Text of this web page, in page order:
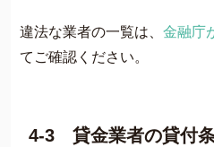
違法な業者の一覧は、 金融庁
てご確認ください。
4-3 貸金業者の貸付